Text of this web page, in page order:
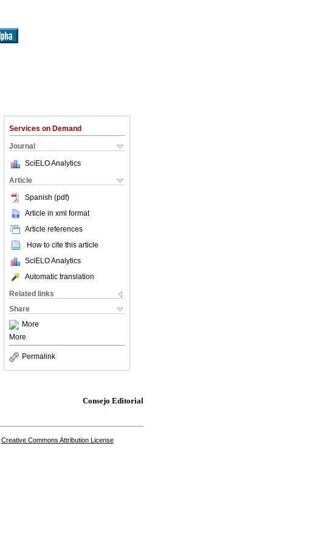
Services on Demand
Journal
SciELO Analytics
Article
Spanish (pdf)
Article in xml format
Article references
How to cite this article
SciELO Analytics
Automatic translation
Related links
Share
More
More
Permalink
Consejo Editorial
Creative Commons Attribution License